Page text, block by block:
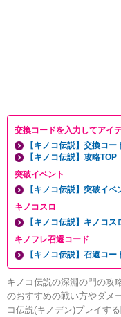
交換コードを入力してアイ
【キノコ伝説】交換コー
【キノコ伝説】攻略TOP
突破イベント
【キノコ伝説】突破イ
キノコスロ
【キノコ伝説】キノコ
キノフレ召還コード
【キノコ伝説】召還コー
キノコ伝説の深淵の門の攻
のおすすめの戦い方やダメ
コ伝説(キノデン)プレイす